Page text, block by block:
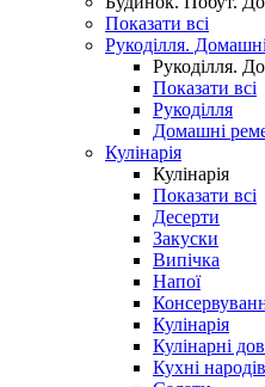
Показати всі
Рукоділля.
Рукоділля.
Показати всі
Рукоділля
Домашні
Кулінарія
Кулінарія
Показати всі
Десерти
Закуски
Випічка
Напої
Кулінарія
Кулінарні
Кухні